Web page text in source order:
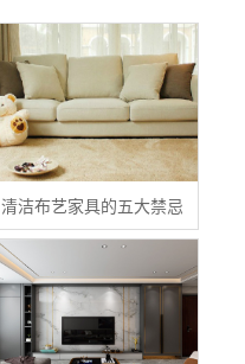
清洁布艺家具的五大禁忌